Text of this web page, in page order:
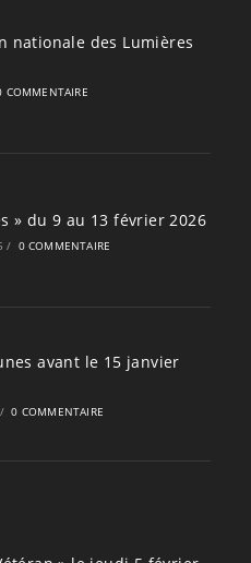
nationale des Lumières
COMMENTAIRE
» du 9 au 13 février 2026
/ 0 COMMENTAIRE
avant le 15 janvier
/ 0 COMMENTAIRE